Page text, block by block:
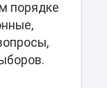
порядке